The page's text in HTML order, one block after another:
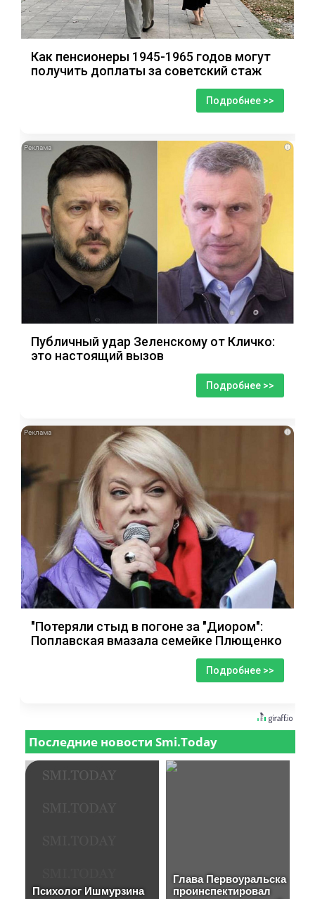
Как пенсионеры 1945-1965 годов могут
получить доплаты за советский стаж
Подробнее >>
i
Публичный удар Зеленскому от Кличко:
это настоящий вызов
Подробнее >>
i
"Потеряли стыд в погоне за "Диором":
Поплавская вмазала семейке Плющенко
Подробнее >>